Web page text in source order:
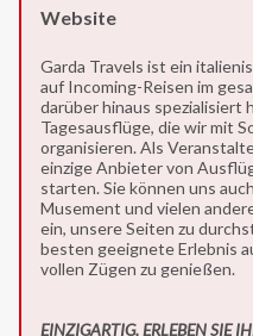
Website
Garda Travels ist ein
auf Incoming-Reisen im
darüber hinaus spezialisiert
Tagesausflüge, die wir mit
organisieren. Als
einzige Anbieter von
starten. Sie können uns
Musement und vielen
ein, unsere Seiten zu
besten geeignete Erlebnis
vollen Zügen zu genießen.
"JEDER
EINZIGARTIG, ERLEBEN SIE